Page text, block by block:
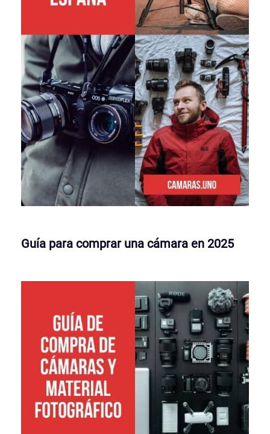
Guía para comprar una cámara en 2025